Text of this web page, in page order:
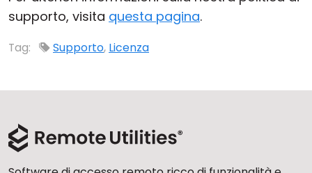
supporto, visita questa pagina.
Tag: Supporto, Licenza